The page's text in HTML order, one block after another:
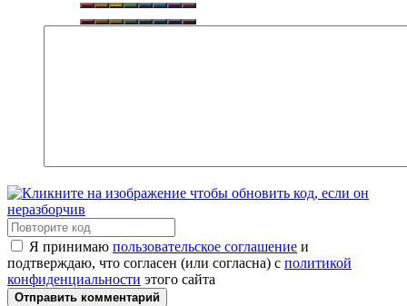
Я принимаю пользовательское соглашение и
подтверждаю, что согласен (или согласна) с политикой
конфиденциальности этого сайта
Отправить комментарий